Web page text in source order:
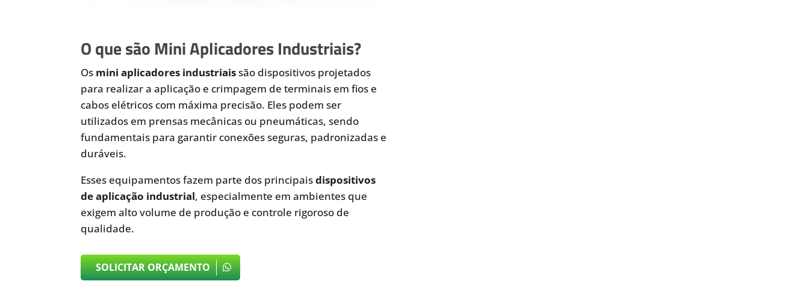
O que são Mini Aplicadores Industriais?
Os mini aplicadores industriaissão dispositivos projetados
para realizar a aplicação e crimpagem de terminais em fios e
cabos elétricos com máxima precisão. Eles podem ser
utilizados em prensas mecânicas ou pneumáticas, sendo
fundamentais para garantir conexões seguras, padronizadas e
duráveis.
Esses equipamentos fazem parte dos principaisdispositivos
de aplicação industrial, especialmente em ambientes que
exigem alto volume de produção e controle rigoroso de
qualidade.
SOLICITAR ORÇAMENTO